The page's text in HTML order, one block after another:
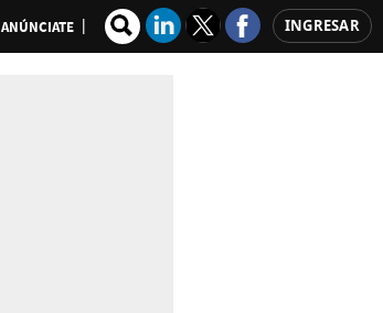
ANÚNCIATE INGRESAR